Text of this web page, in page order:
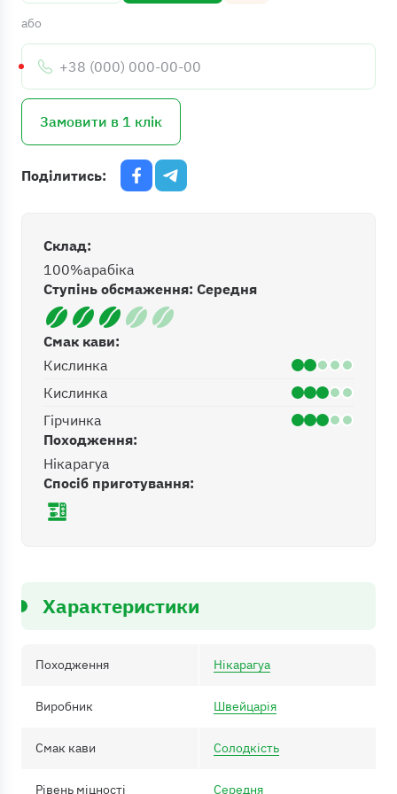
або
Телефон:
Замовити в 1 клік
Поділитись:
Склад:
арабіка
100%
Ступінь обсмаження: Середня
Смак кави:
Кислинка
Кислинка
Гірчинка
Походження:
Нікарагуа
Спосіб приготування:
Характеристики
Походження Нікарагуа
Виробник Швейцарія
Смак кави Солодкість
Рівень міцності Середня